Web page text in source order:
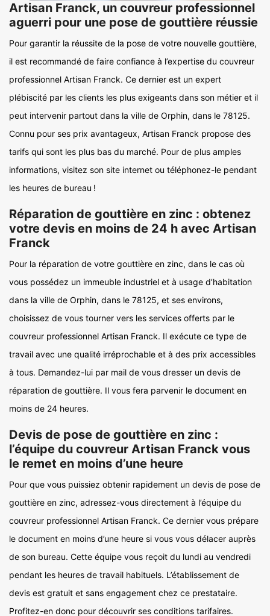
Artisan Franck, un couvreur professionnel
aguerri pour une pose de gouttière réussie
Pour garantir la réussite de la pose de votre nouvelle gouttière,
il est recommandé de faire confiance à l’expertise du couvreur
professionnel Artisan Franck. Ce dernier est un expert
plébiscité par les clients les plus exigeants dans son métier et il
peut intervenir partout dans la ville de Orphin, dans le 78125.
Connu pour ses prix avantageux, Artisan Franck propose des
tarifs qui sont les plus bas du marché. Pour de plus amples
informations, visitez son site internet ou téléphonez-le pendant
les heures de bureau !
Réparation de gouttière en zinc : obtenez
votre devis en moins de 24 h avec Artisan
Franck
Pour la réparation de votre gouttière en zinc, dans le cas où
vous possédez un immeuble industriel et à usage d’habitation
dans la ville de Orphin, dans le 78125, et ses environs,
choisissez de vous tourner vers les services offerts par le
couvreur professionnel Artisan Franck. Il exécute ce type de
travail avec une qualité irréprochable et à des prix accessibles
à tous. Demandez-lui par mail de vous dresser un devis de
réparation de gouttière. Il vous fera parvenir le document en
moins de 24 heures.
Devis de pose de gouttière en zinc :
l’équipe du couvreur Artisan Franck vous
le remet en moins d’une heure
Pour que vous puissiez obtenir rapidement un devis de pose de
gouttière en zinc, adressez-vous directement à l’équipe du
couvreur professionnel Artisan Franck. Ce dernier vous prépare
le document en moins d’une heure si vous vous délacer auprès
de son bureau. Cette équipe vous reçoit du lundi au vendredi
pendant les heures de travail habituels. L’établissement de
devis est gratuit et sans engagement chez ce prestataire.
Profitez-en donc pour découvrir ses conditions tarifaires.